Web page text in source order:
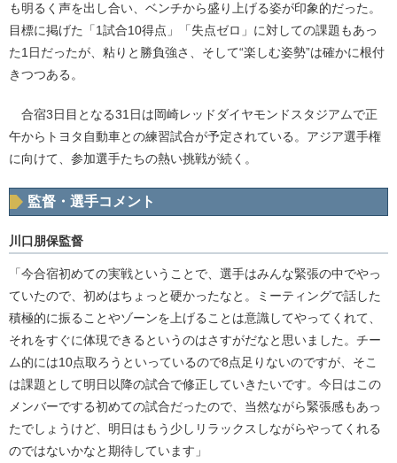
も明るく声を出し合い、ベンチから盛り上げる姿が印象的だった。
目標に掲げた「1試合10得点」「失点ゼロ」に対しての課題もあっ
た1日だったが、粘りと勝負強さ、そして“楽しむ姿勢”は確かに根付
きつつある。
合宿3日目となる31日は岡崎レッドダイヤモンドスタジアムで正
午からトヨタ自動車との練習試合が予定されている。アジア選手権
に向けて、参加選手たちの熱い挑戦が続く。
監督・選手コメント
川口朋保監督
「今合宿初めての実戦ということで、選手はみんな緊張の中でやっ
ていたので、初めはちょっと硬かったなと。ミーティングで話した
積極的に振ることやゾーンを上げることは意識してやってくれて、
それをすぐに体現できるというのはさすがだなと思いました。チー
ム的には10点取ろうといっているので8点足りないのですが、そこ
は課題として明日以降の試合で修正していきたいです。今日はこの
メンバーでする初めての試合だったので、当然ながら緊張感もあっ
たでしょうけど、明日はもう少しリラックスしながらやってくれる
のではないかなと期待しています」